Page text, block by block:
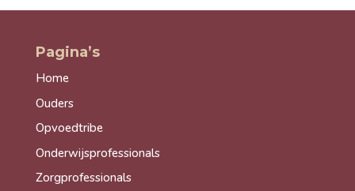
Pagina’s
Home
Ouders
Opvoedtribe
Onderwijsprofessionals
Zorgprofessionals